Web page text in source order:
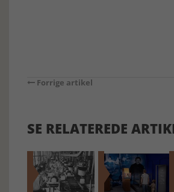
Forrige artikel
SE RELATEREDE